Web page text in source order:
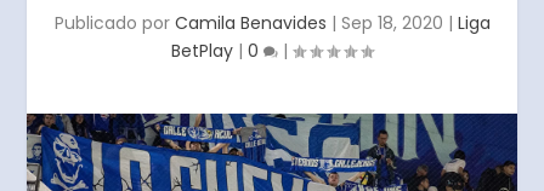
Publicado por Camila Benavides | Sep 18, 2020 | Liga
BetPlay | 0 |